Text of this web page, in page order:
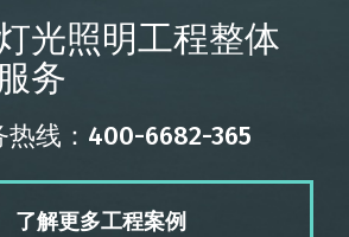
光照明工程整体
务
热线：400-6682-365
了解更多工程案例